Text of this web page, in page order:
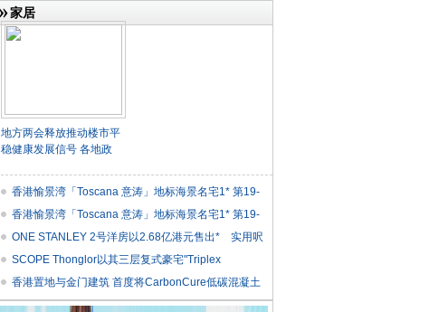
家居
地方两会释放推动楼市平
稳健康发展信号 各地政
香港愉景湾「Toscana 意涛」地标海景名宅1* 第19-
香港愉景湾「Toscana 意涛」地标海景名宅1* 第19-
ONE STANLEY 2号洋房以2.68亿港元售出* 实用呎
价 SCOPE Thonglor以其三层复式豪宅"Triplex
Residen
香港置地与金门建筑 首度将CarbonCure低碳混凝土